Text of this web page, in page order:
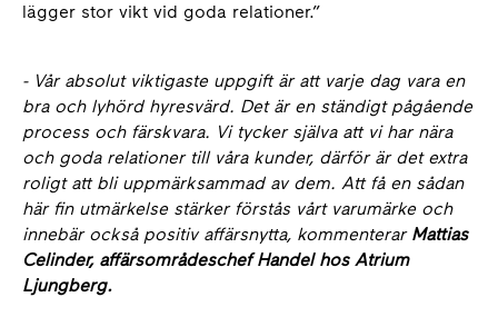
lägger stor vikt vid goda relationer.”
- Vår absolut viktigaste uppgift är att varje dag vara en
bra och lyhörd hyresvärd. Det är en ständigt pågående
process och färskvara. Vi tycker själva att vi har nära
och goda relationer till våra kunder, därför är det extra
roligt att bli uppmärksammad av dem. Att få en sådan
här fin utmärkelse stärker förstås vårt varumärke och
innebär också positiv affärsnytta, kommenterar Mattias
Celinder, affärsområdeschef Handel hos Atrium
Ljungberg.